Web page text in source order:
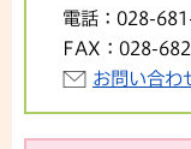
電話： 028-
FAX： 028-
お問い合わ